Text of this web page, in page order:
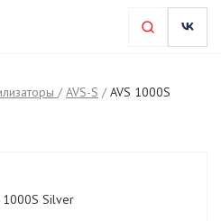
/ AVS-S / AVS 1000S